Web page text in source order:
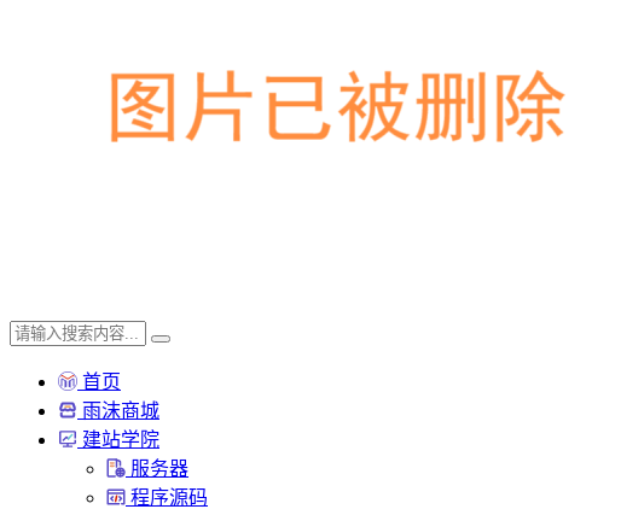
首页
雨沫商城
建站学院
服务器
程序源码